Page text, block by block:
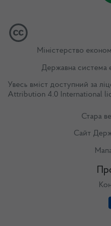
Міністерство
Державна система
Увесь вміст доступний за
Attribution 4.0 International
Стара
Сайт